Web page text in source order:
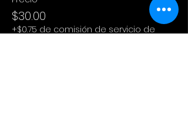
$30.00
+$0.75 de comisión de servicio de